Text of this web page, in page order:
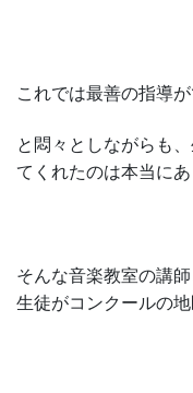
これでは最善の指導
と悶々としながらも
てくれたのは本当にあ
そんな音楽教室の講
生徒がコンクールの